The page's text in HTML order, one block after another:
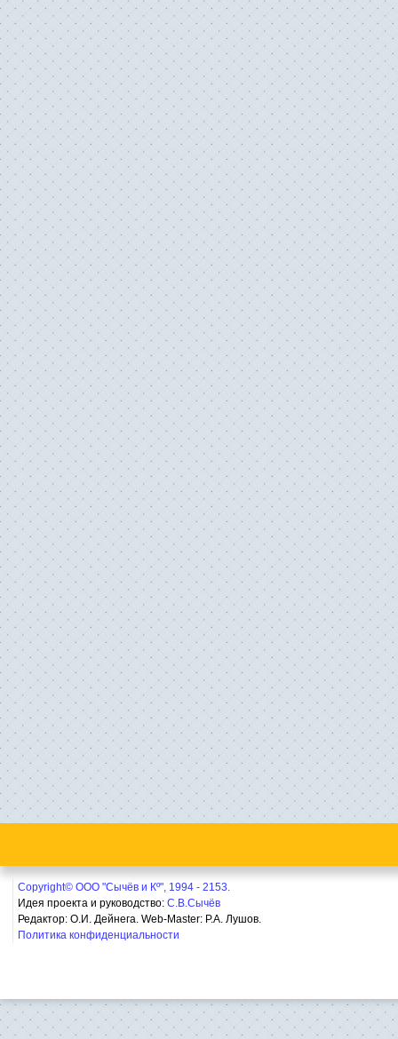
Copyright© ООО "Сычёв и Кº", 1994 - 2153.
Идея проекта и руководство: С.В.Сычёв
Редактор: О.И. Дейнега. Web-Master: Р.А. Лушов.
Политика конфиденциальности